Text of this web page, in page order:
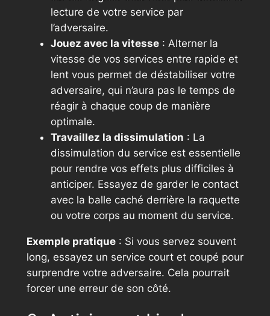
lecture de votre service par
l’adversaire.
Jouez avec la vitesse: Alterner la
vitesse de vos services entre rapide et
lent vous permet de déstabiliser votre
adversaire, qui n’aura pas le temps de
réagir à chaque coup de manière
optimale.
Travaillez la dissimulation : La
dissimulation du service est essentielle
pour rendre vos effets plus difficiles à
anticiper. Essayez de garder le contact
avec la balle caché derrière la raquette
ou votre corps au moment du service.
Exemple pratique: Si vous servez souvent
long, essayez un service court et coupé pour
surprendre votre adversaire. Cela pourrait
forcer une erreur de son côté.